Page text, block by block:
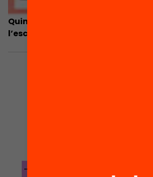
Quin és el grau de participació
l’escola?